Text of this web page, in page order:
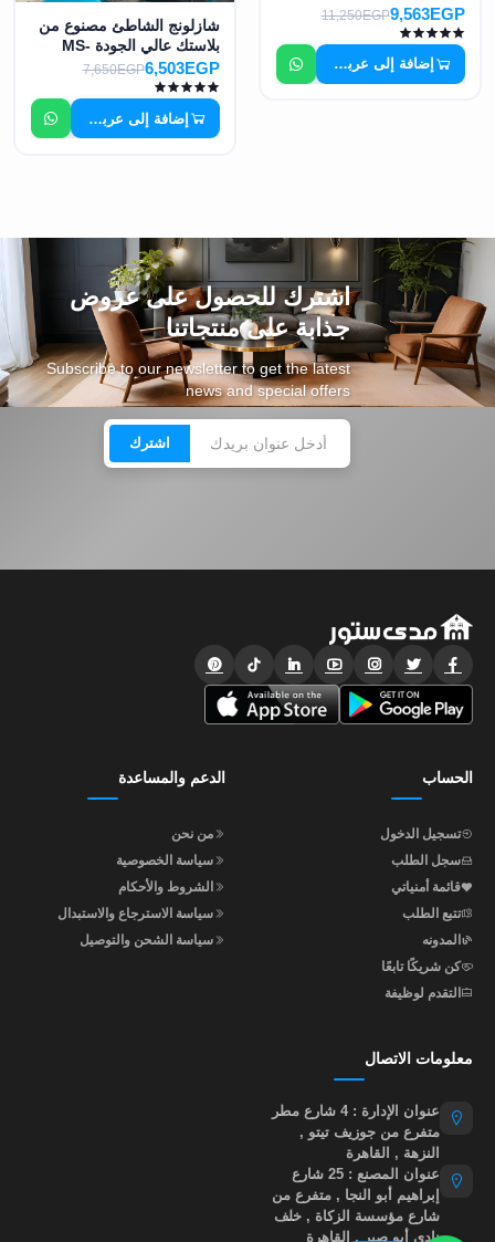
9,563EGP
11,250EGP
إضافة إلى عربة التسوق
شازلونج الشاطئ مصنوع من
بلاستك عالي الجودة MS-
9935
6,503EGP
7,650EGP
إضافة إلى عربة التسوق
اشترك للحصول على عروض
جذابة على منتجاتنا
Subscribe to our newsletter to get the latest
news and special offers
اشترك
الحساب
تسجيل الدخول
سجل الطلب
قائمة أمنياتي
تتبع الطلب
المدونه
كن شريكًا تابعًا
التقدم لوظيفة
الدعم والمساعدة
من نحن
سياسة الخصوصية
الشروط والأحكام
سياسة الاسترجاع والاستبدال
سياسة الشحن والتوصيل
معلومات الاتصال
عنوان الإدارة : 4 شارع مطر
متفرع من جوزيف تيتو ,
النزهة , القاهرة
عنوان المصنع : 25 شارع
إبراهيم أبو النجا , متفرع من
شارع مؤسسة الزكاة , خلف
نادي أبو صير , القاهرة